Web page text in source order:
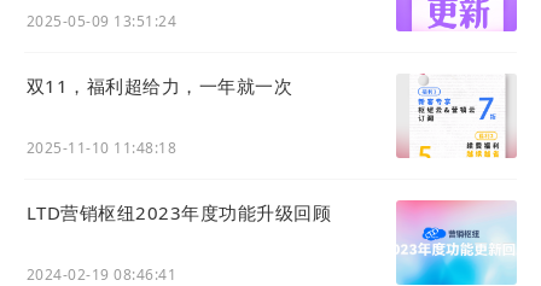
2025-05-09 13:51:24
双11，福利超给力，一年就一次
2025-11-10 11:48:18
LTD营销枢纽2023年度功能升级回顾
2024-02-19 08:46:41